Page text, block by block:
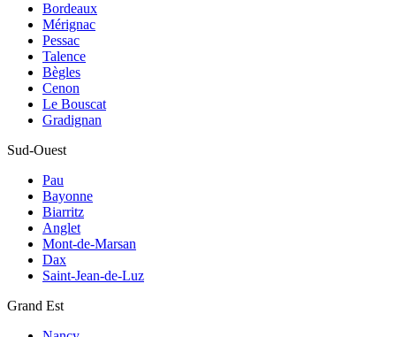
Bordeaux
Mérignac
Pessac
Talence
Bègles
Cenon
Le Bouscat
Gradignan
Sud-Ouest
Pau
Bayonne
Biarritz
Anglet
Mont-de-Marsan
Dax
Saint-Jean-de-Luz
Grand Est